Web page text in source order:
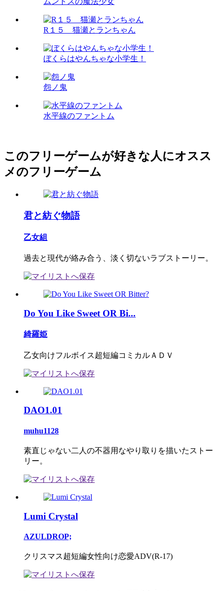
R１５ 猫瀬とランちゃん
ぼくらはやんちゃな小学生！
怨ノ鬼
水平線のファントム
このフリーゲームが好きな人にオスス
メのフリーゲーム
君と紡ぐ物語
乙女組
過去と現代が絡み合う、淡く切ないラブストーリー。
Do You Like Sweet OR Bi...
綺羅姫
乙女向けフルボイス超短編コミカルＡＤＶ
DAO1.01
muhu1128
素直じゃない二人の不器用なやり取りを描いたストー
リー。
Lumi Crystal
AZULDROP;
クリスマス超短編女性向け恋愛ADV(R-17)